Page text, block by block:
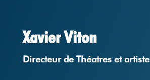
Xavier Viton
Directeur de Théatres et artiste